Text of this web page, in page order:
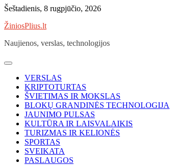
Skip
content
Šeštadienis, 8 rugpjūčio, 2026
ŽiniosPlius.lt
Naujienos, verslas, technologijos
VERSLAS
KRIPTOTURTAS
ŠVIETIMAS IR MOKSLAS
BLOKŲ GRANDINĖS TECHNOLOGIJA
JAUNIMO PULSAS
KULTŪRA IR LAISVALAIKIS
TURIZMAS IR KELIONĖS
SPORTAS
SVEIKATA
PASLAUGOS